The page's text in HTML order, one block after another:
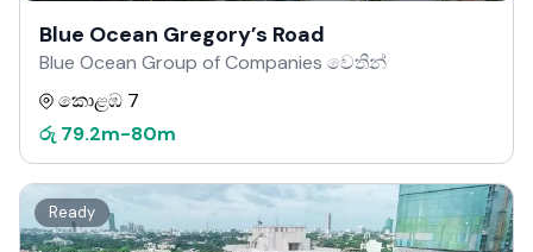
Blue Ocean Gregory’s Road
Blue Ocean Group of Companies වෙතින්
කොළඹ 7
රු 79.2m-80m
Ready